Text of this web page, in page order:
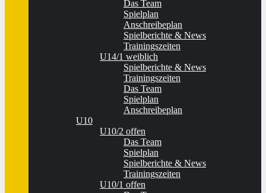
Das Team
Spielplan
Anschreibeplan
Spielberichte & News
Trainingszeiten
U14/1 weiblich
Spielberichte & News
Trainingszeiten
Das Team
Spielplan
Anschreibeplan
U10
U10/2 offen
Das Team
Spielplan
Spielberichte & News
Trainingszeiten
U10/1 offen